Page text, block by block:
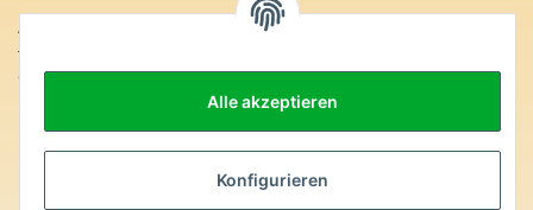
Alle akzeptieren
Konfigurieren
Anschrift:
SteinZeitOase
D-75391 Gechingen